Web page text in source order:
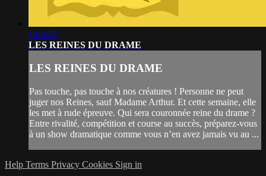
1:08:58
LES REINES DU DRAME
LES REINES DU DRAME
Pas touche, pas touche à nos créatures ! Personne ne peut
juger nos Reines, sauf Madame Arthur. Et cette semaine, elle
les met à rude épreuve. Qui sera couronnée reine du drame ?
Entre rivalité, compétition et course au succès, préparez-vous
à un show dramatique comme vous n’en avez jamais vu au ...
Help Terms Privacy Cookies Sign in